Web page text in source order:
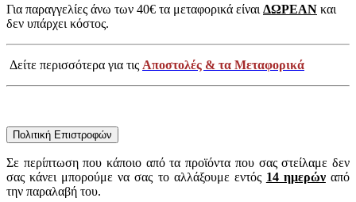
Για παραγγελίες άνω των 40€ τα μεταφορικά είναιΔΩΡΕΑΝ και
δεν υπάρχει κόστος.
Δείτε περισσότερα για τις Αποστολές & τα Μεταφορικά
Πολιτική Επιστροφών
Σε περίπτωση που κάποιο από τα προϊόντα που σας στείλαμε δεν
σας κάνει μπορούμε να σας το αλλάξουμε εντός 14 ημερώναπό
την παραλαβή του.